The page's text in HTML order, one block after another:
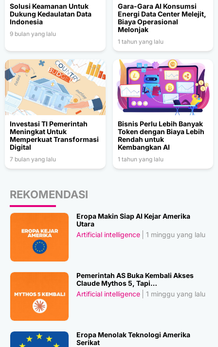
Solusi Keamanan Untuk
Dukung Kedaulatan Data
Indonesia
9 bulan yang lalu
Gara-Gara AI Konsumsi
Energi Data Center Melejit,
Biaya Operasional
Melonjak
1 tahun yang lalu
Investasi TI Pemerintah
Meningkat Untuk
Memperkuat Transformasi
Digital
7 bulan yang lalu
Bisnis Perlu Lebih Banyak
Token dengan Biaya Lebih
Rendah untuk
Kembangkan AI
1 tahun yang lalu
REKOMENDASI
Eropa Makin Siap AI Kejar Amerika
Utara
Artificial intelligence
1 minggu yang lalu
Pemerintah AS Buka Kembali Akses
Claude Mythos 5, Tapi…
Artificial intelligence
1 minggu yang lalu
Eropa Menolak Teknologi Amerika
Serikat